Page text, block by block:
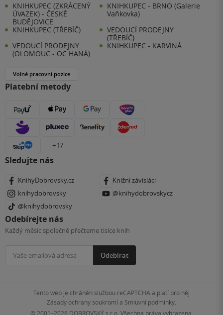
KNIHKUPEC (ZKRÁCENÝ
ÚVAZEK) - ČESKÉ
BUDĚJOVICE
KNIHKUPEC - BRNO (Galerie
Vaňkovka)
KNIHKUPEC (TŘEBÍČ)
VEDOUCÍ PRODEJNY
(TŘEBÍČ)
VEDOUCÍ PRODEJNY
(OLOMOUC - OC HANÁ)
KNIHKUPEC - KARVINÁ
Volné pracovní pozice
Platební metody
+ 17
Sledujte nás
KnihyDobrovsky.cz
Knižní závisláci
knihydobrovsky
@knihydobrovskycz
@knihydobrovsky
Odebírejte nás
Každý měsíc společně přečteme tisíce knih
Odebírat
Tento web je chráněn službou reCAPTCHA a platí pro něj
Zásady ochrany soukromía Smluvní podmínky
© 2001–2026 DOBROVSKÝ s.r.o. Všechna práva vyhrazena.